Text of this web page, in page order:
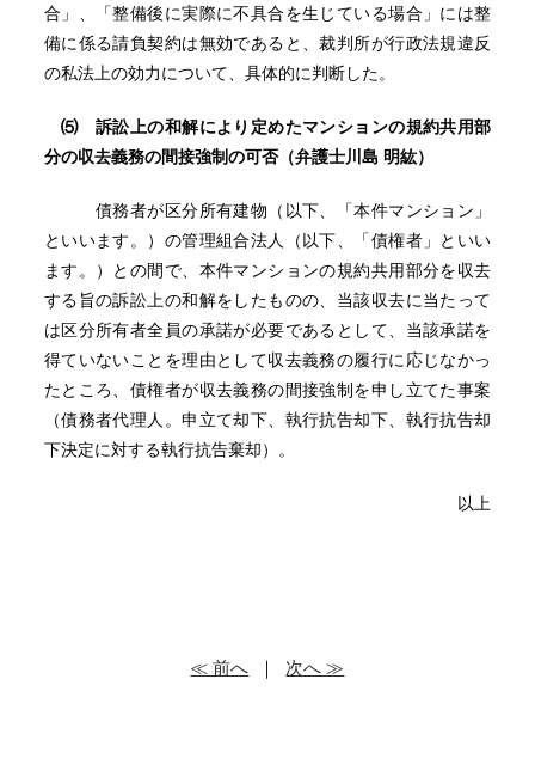
合」、「整備後に実際に不具合を生じている場合」には整
備に係る請負契約は無効であると、裁判所が行政法規違反
の私法上の効力について、具体的に判断した。
⑸ 訴訟上の和解により定めたマンションの規約共用部
分の収去義務の間接強制の可否（弁護士川島 明紘）
債務者が区分所有建物（以下、「本件マンション」
といいます。）の管理組合法人（以下、「債権者」といい
ます。）との間で、本件マンションの規約共用部分を収去
する旨の訴訟上の和解をしたものの、当該収去に当たって
は区分所有者全員の承諾が必要であるとして、当該承諾を
得ていないことを理由として収去義務の履行に応じなかっ
たところ、債権者が収去義務の間接強制を申し立てた事案
（債務者代理人。申立て却下、執行抗告却下、執行抗告却
下決定に対する執行抗告棄却）。
以上
≪ 前へ ｜ 次へ ≫